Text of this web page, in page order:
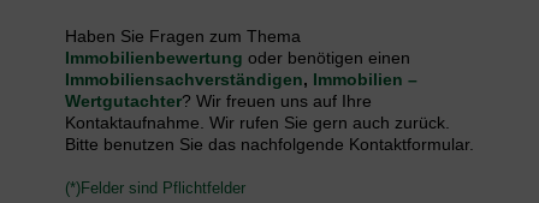
Haben Sie Fragen zum Thema
Immobilienbewertung oder benötigen einen
Immobiliensachverständigen, Immobilien –
Wertgutachter? Wir freuen uns auf Ihre
Kontaktaufnahme. Wir rufen Sie gern auch zurück.
Bitte benutzen Sie das nachfolgende Kontaktformular.
(*)Felder sind Pflichtfelder